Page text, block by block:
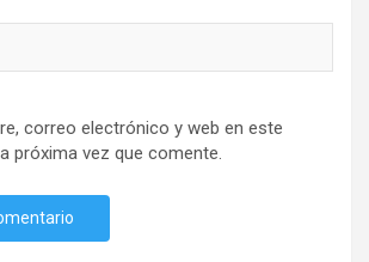
correo electrónico y web en este
próxima vez que comente.